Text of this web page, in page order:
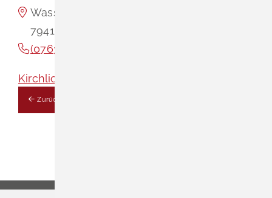
Wasserschloss Entenstein
79418
(07635) 31
Kirchliche Vereine
Zurück